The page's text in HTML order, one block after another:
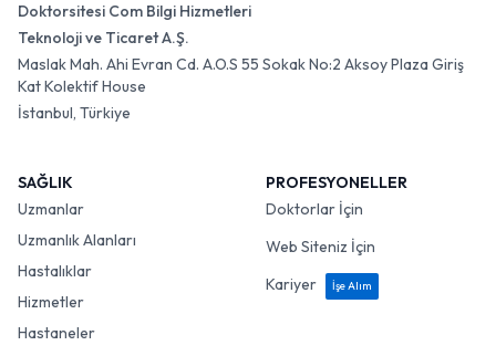
Doktorsitesi Com Bilgi Hizmetleri
Teknoloji ve Ticaret A.Ş.
Maslak Mah. Ahi Evran Cd. A.O.S 55 Sokak No:2 Aksoy Plaza Giriş
Kat Kolektif House
İstanbul, Türkiye
SAĞLIK
Uzmanlar
Uzmanlık Alanları
Hastalıklar
Hizmetler
Hastaneler
PROFESYONELLER
Doktorlar İçin
Web Siteniz İçin
Kariyer
İşe Alım